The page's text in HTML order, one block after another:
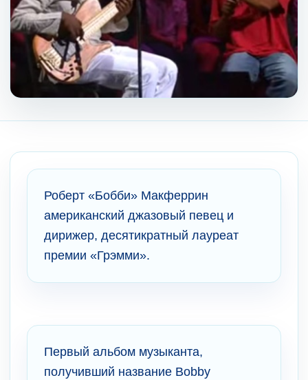
Роберт «Бобби» Макферрин
американский джазовый певец и
дирижер, десятикратный лауреат
премии «Грэмми».
Первый альбом музыканта,
получивший название Bobby